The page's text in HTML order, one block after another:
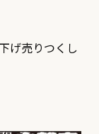
げ売りつくし